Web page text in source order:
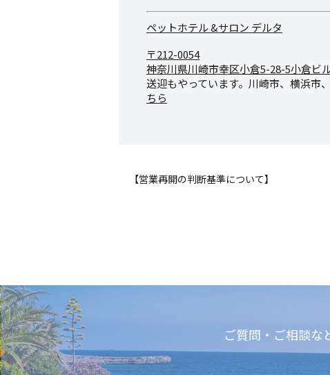
ペットホテル &サロン デルタ
〒212-0054
神奈川県川崎市幸区小倉5-28-5小倉ビ
送迎もやっています。川崎市、横浜市
ちら
【営業再開の判断基準について】
ご質問・ご相談な